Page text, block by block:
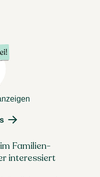
Familien-
interessiert